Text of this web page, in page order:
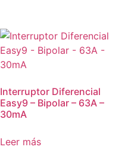
Interruptor Diferencial
Easy9 – Bipolar – 63A –
30mA
Leer más